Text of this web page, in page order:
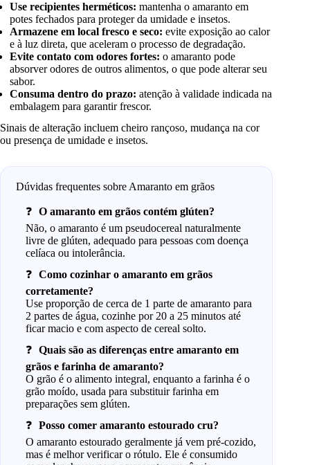
Use recipientes herméticos: mantenha o amaranto em
potes fechados para proteger da umidade e insetos.
Armazene em local fresco e seco: evite exposição ao calor
e à luz direta, que aceleram o processo de degradação.
Evite contato com odores fortes: o amaranto pode
absorver odores de outros alimentos, o que pode alterar seu
sabor.
Consuma dentro do prazo: atenção à validade indicada na
embalagem para garantir frescor.
Sinais de alteração incluem cheiro rançoso, mudança na cor
ou presença de umidade e insetos.
Dúvidas frequentes sobre Amaranto em grãos
O amaranto em grãos contém glúten?
Não, o amaranto é um pseudocereal naturalmente
livre de glúten, adequado para pessoas com doença
celíaca ou intolerância.
Como cozinhar o amaranto em grãos
corretamente?
Use proporção de cerca de 1 parte de amaranto para
2 partes de água, cozinhe por 20 a 25 minutos até
ficar macio e com aspecto de cereal solto.
Quais são as diferenças entre amaranto em
grãos e farinha de amaranto?
O grão é o alimento integral, enquanto a farinha é o
grão moído, usada para substituir farinha em
preparações sem glúten.
Posso comer amaranto estourado cru?
O amaranto estourado geralmente já vem pré-cozido,
mas é melhor verificar o rótulo. Ele é consumido